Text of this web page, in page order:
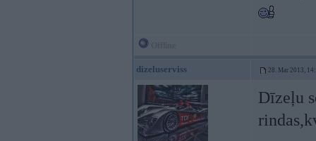
dizeluserviss 28. Mar 2013,
Dīzeļu